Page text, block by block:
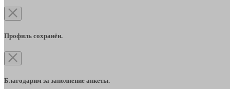
Профиль сохранён.
Благодарим за заполнение анкеты.